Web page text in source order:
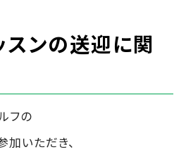
スンの送迎に関
フの
加いただき、